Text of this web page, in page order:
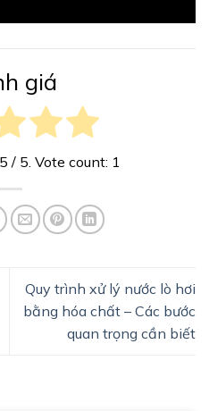
giá
5 / 5. Vote count: 1
Quy trình xử lý nước lò hơi
bằng hóa chất – Các bước
quan trọng cần biết